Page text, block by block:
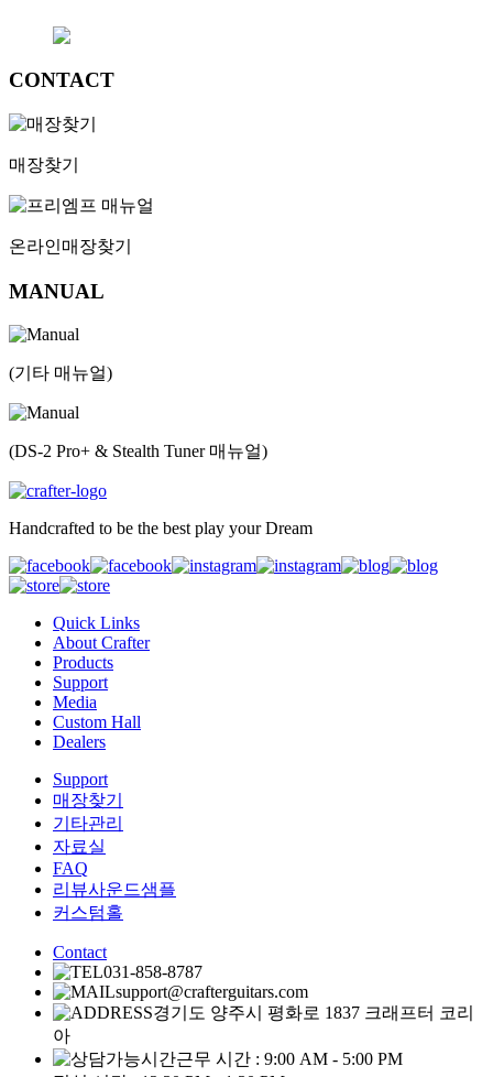
CONTACT
매장찾기
온라인매장찾기
MANUAL
(기타 매뉴얼)
(DS-2 Pro+ & Stealth Tuner 매뉴얼)
Handcrafted to be the best play your Dream
Quick Links
About Crafter
Products
Support
Media
Custom Hall
Dealers
Support
매장찾기
기타관리
자료실
FAQ
리뷰사운드샘플
커스텀홀
Contact
031-858-8787
support@crafterguitars.com
경기도 양주시 평화로 1837 크래프터 코리
아
근무 시간 : 9:00 AM - 5:00 PM